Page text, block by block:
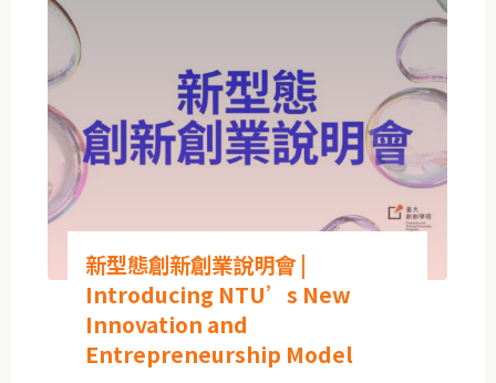
新型態創新創業說明會 |
Introducing NTU’s New
Innovation and
Entrepreneurship Model